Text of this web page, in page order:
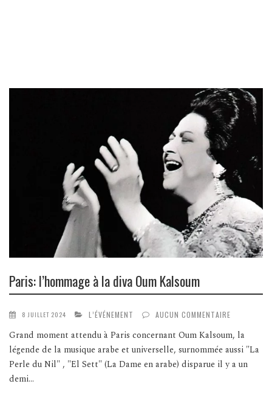
Paris: l’hommage à la diva Oum Kalsoum
8 JUILLET 2024 L’ÉVÉNEMENT AUCUN COMMENTAIRE
Grand moment attendu à Paris concernant Oum Kalsoum, la
légende de la musique arabe et universelle, surnommée aussi "La
Perle du Nil" , "El Sett" (La Dame en arabe) disparue il y a un
demi...